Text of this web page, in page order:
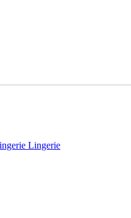
Lingerie